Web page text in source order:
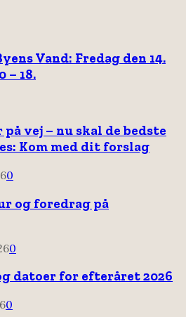
Vand: Fredag den 14.
– 18.
vej – nu skal de bedste
Kom med dit forslag
0
og foredrag på
0
datoer for efteråret 2026
0